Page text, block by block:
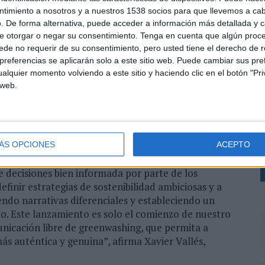
a nosotros y a nuestros 1538 socios para que llevemos a
De forma alternativa, puede acceder a información más detallada y
otorgar o negar su consentimiento. Tenga en cuenta que algún
no requerir de su consentimiento, pero usted tiene el derecho de
se aplicarán solo a este sitio web. Puede cambiar sus
momento volviendo a este sitio y haciendo clic en el botón
OPCIONES ACEPTO
de cada declaración ambiental. Además, facilita
engañosas, incluyendo la supresión de
la ampliación de la información presentada e,
su veracidad y precisión.
como la Directiva contra el
en Sostenibilidad (CSRD) o la ya
(Green Claims) exigen a las empresas un nivel de
graves consecuencias legales, económicas y
regulatoria sobre la comunicación en
decisiones bien informada por parte de los
estrategias de sostenibilidad ambiciosas y a
narrativas diferenciales y estableciendo un
Este lanzamiento es solo el comienzo de nuestro
libre de greenwashing, que permita a
auténtica y genuina”, afirma Xavier Vallés,